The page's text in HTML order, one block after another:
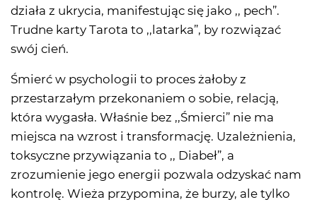
działa z ukrycia, manifestując się jako ,, pech”.
Trudne karty Tarota to ,,latarka”, by rozwiązać
swój cień.
Śmierć w psychologii to proces żałoby z
przestarzałym przekonaniem o sobie, relacją,
która wygasła. Właśnie bez ,,Śmierci” nie ma
miejsca na wzrost i transformację. Uzależnienia,
toksyczne przywiązania to ,, Diabeł”, a
zrozumienie jego energii pozwala odzyskać nam
kontrolę. Wieża przypomina, że burzy, ale tylko